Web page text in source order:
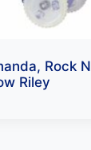
Rock N
Riley